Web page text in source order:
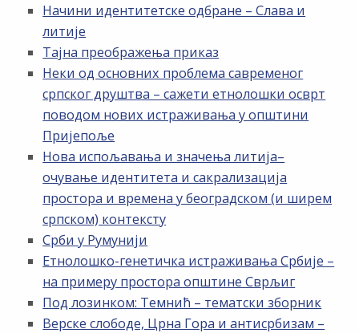
Начини идентитетске одбране – Слава и
литије
Тајна преображења приказ
Неки од основних проблема савременог
српског друштва – сажети етнолошки осврт
поводом нових истраживања у општини
Пријепоље
Нова испољавања и значења литија–
очување идентитета и сакрализација
простора и времена у београдском (и ширем
српском) контексту
Срби у Румунији
Етнолошко-генетичка истраживања Србије –
на примеру простора општине Сврљиг
Под лозинком: Темнић – тематски зборник
Верске слободе, Црна Гора и антисрбизам –